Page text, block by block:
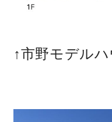
↑市野モデルハ